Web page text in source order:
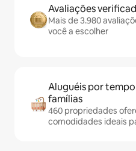
Avaliações
Mais de 3.980
você a escolher
Aluguéis por
famílias
460 propriedades
comodidades ideais